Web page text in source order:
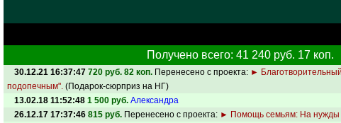
Получено всего: 41 240 руб. 17 коп.
30.12.21 16:37:47 720 руб. 82 коп. Перенесено с проекта: ►
подопечным". (Подарок-сюрприз на НГ)
13.02.18 11:52:48 1 500 руб. Александра
26.12.17 17:37:46 815 руб. Перенесено с проекта: ► Помощь семьям: На нужды